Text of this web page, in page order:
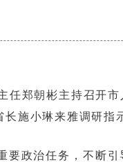
郑朝彬主持召开
施小琳来雅调研指
政治任务，不断